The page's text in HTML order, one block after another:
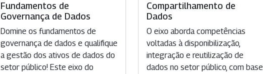
Fundamentos de
Governança de Dados
Domine os fundamentos de
governança de dados e qualifique
a gestão dos ativos de dados do
setor público! Este eixo do
Compartilhamento de
Dados
O eixo aborda competências
voltadas à disponibilização,
integração e reutilização de
dados no setor público, com base